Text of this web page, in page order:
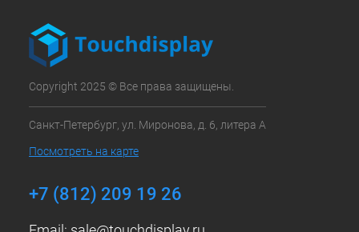
Copyright 2025 © Все права защищены.
Санкт-Петербург, ул. Миронова, д. 6, литера А
Посмотреть на карте
+7 (812) 209 19 26